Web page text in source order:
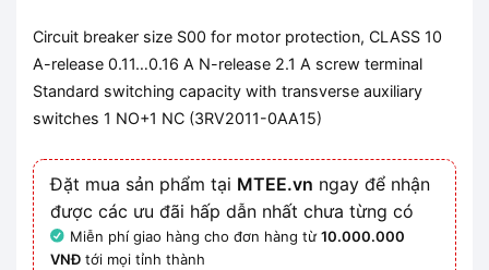
Circuit breaker size S00 for motor protection, CLASS 10
A-release 0.11…0.16 A N-release 2.1 A screw terminal
Standard switching capacity with transverse auxiliary
switches 1 NO+1 NC (3RV2011-0AA15)
Đặt mua sản phẩm tại MTEE.vn ngay để nhận
được các ưu đãi hấp dẫn nhất chưa từng có
Miễn phí giao hàng cho đơn hàng từ10.000.000
VNĐ tới mọi tỉnh thành